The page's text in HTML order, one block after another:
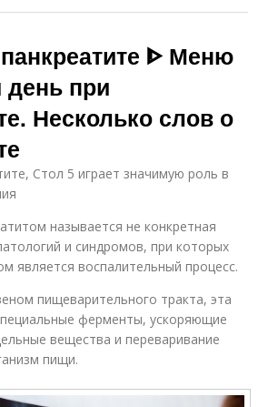
ᐈ Меню
при
Несколько слов о
Стол 5 играет значимую роль в
называется не конкретная
и синдромов, при которых
является воспалительный процесс.
пищеварительного тракта, эта
ферменты, ускоряющие
вещества и переваривание
пищи.